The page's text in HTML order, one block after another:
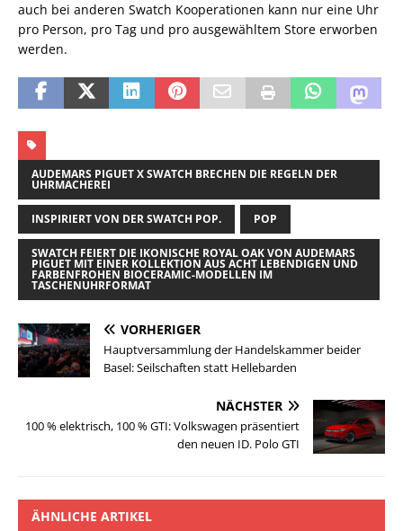
auch bei anderen Swatch Kooperationen kann nur eine Uhr
pro Person, pro Tag und pro ausgewähltem Store erworben
werden.
AUDEMARS PIGUET X SWATCH BRECHEN DIE REGELN DER
UHRMACHEREI
INSPIRIERT VON DER SWATCH POP. POP
SWATCH FEIERT DIE IKONISCHE ROYAL OAK VON AUDEMARS
PIGUET MIT EINER KOLLEKTION AUS ACHT LEBENDIGEN UND
FARBENFROHEN BIOCERAMIC-MODELLEN IM
TASCHENUHRFORMAT
VORHERIGER
Hauptversammlung der Handelskammer beider
Basel: Seilschaften statt Hellebarden
NÄCHSTER
100 % elektrisch, 100 % GTI: Volkswagen präsentiert
den neuen ID. Polo GTI
ÄHNLICHE ARTIKEL